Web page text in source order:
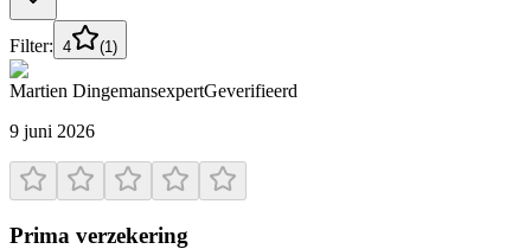
Filter: 4 (1)
Martien DingemansexpertGeverifieerd
9 juni 2026
Prima verzekering